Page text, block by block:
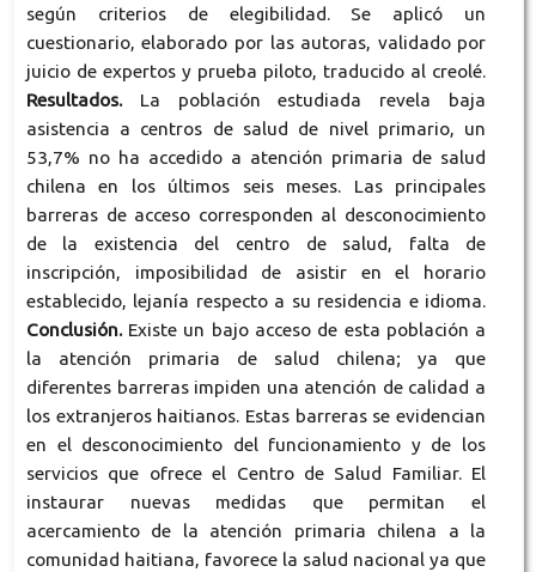
según criterios de elegibilidad. Se aplicó un
cuestionario, elaborado por las autoras, validado por
juicio de expertos y prueba piloto, traducido al creolé.
Resultados.La población estudiada revela baja
asistencia a centros de salud de nivel primario, un
53,7% no ha accedido a atención primaria de salud
chilena en los últimos seis meses. Las principales
barreras de acceso corresponden al desconocimiento
de la existencia del centro de salud, falta de
inscripción, imposibilidad de asistir en el horario
establecido, lejanía respecto a su residencia e idioma.
Conclusión.Existe un bajo acceso de esta población a
la atención primaria de salud chilena; ya que
diferentes barreras impiden una atención de calidad a
los extranjeros haitianos. Estas barreras se evidencian
en el desconocimiento del funcionamiento y de los
servicios que ofrece el Centro de Salud Familiar. El
instaurar nuevas medidas que permitan el
acercamiento de la atención primaria chilena a la
comunidad haitiana, favorece la salud nacional ya que